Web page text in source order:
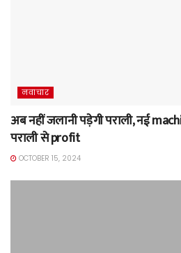
नवाचार
अब नहीं जलानी पड़ेगी पराली, नई
पराली से profit
OCTOBER 15, 2024